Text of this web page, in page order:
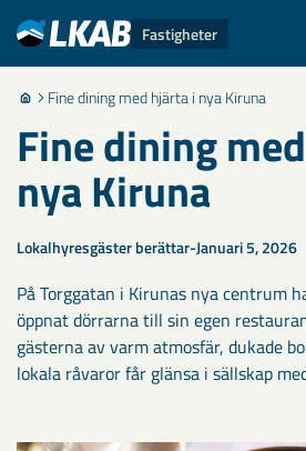
Fastigheter
Fine dining med hjärta i nya Kiruna
Fine dining
nya Kiruna
Lokalhyresgäster berättar Januari 5, 2026
På Torggatan i Kirunas nya centrum
öppnat dörrarna till sin egen
gästerna av varm atmosfär, dukade
lokala råvaror får glänsa i sällskap